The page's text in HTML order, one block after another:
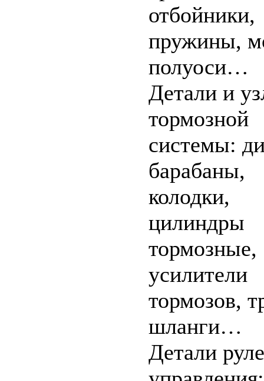
отбойники,
пружины,
полуоси…
Детали и
тормозной
системы:
барабаны,
колодки,
цилиндры
тормозные,
усилители
тормозов,
шланги…
Детали